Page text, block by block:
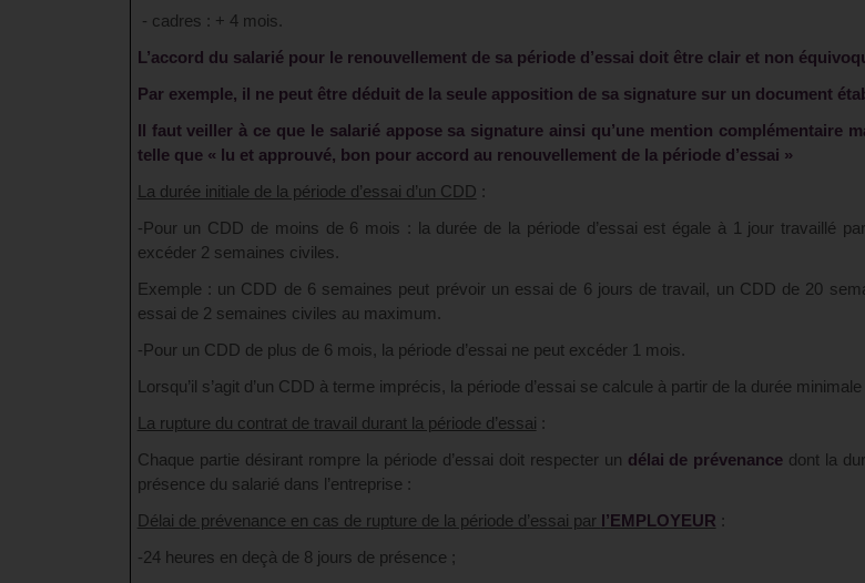
- cadres : + 4 mois.
L’accord du salarié pour le renouvellement de sa période d’essai doit être clair et non
Par exemple, il ne peut être déduit de la seule apposition de sa signature sur un document
Il faut veiller à ce que le salarié appose sa signature ainsi qu’une mention complémentaire
telle que « lu et approuvé, bon pour accord au renouvellement de la période d’essai »
La durée initiale de la période d’essai d’un CDD :
-Pour un CDD de moins de 6 mois : la durée de la période d’essai est égale à 1 jour travaillé
excéder 2 semaines civiles.
Exemple : un CDD de 6 semaines peut prévoir un essai de 6 jours de travail, un CDD de 20
essai de 2 semaines civiles au maximum.
-Pour un CDD de plus de 6 mois, la période d’essai ne peut excéder 1 mois.
Lorsqu’il s’agit d’un CDD à terme imprécis, la période d’essai se calcule à partir de la durée
La rupture du contrat de travail durant la période d’essai :
Chaque partie désirant rompre la période d’essai doit respecter un délai de prévenance dont la
présence du salarié dans l’entreprise :
Délai de prévenance en cas de rupture de la période d’essai par l’EMPLOYEUR :
-24 heures en deçà de 8 jours de présence ;